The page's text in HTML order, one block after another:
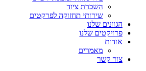
השכרת ציוד
שירותי תחזוקה לפרקטים
הגוונים שלנו
פרויקטים שלנו
אודות
מאמרים
צור קשר